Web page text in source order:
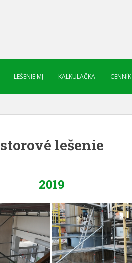
LEŠENIE MJ KALKULAČKA CENNÍK
lešenie
2019